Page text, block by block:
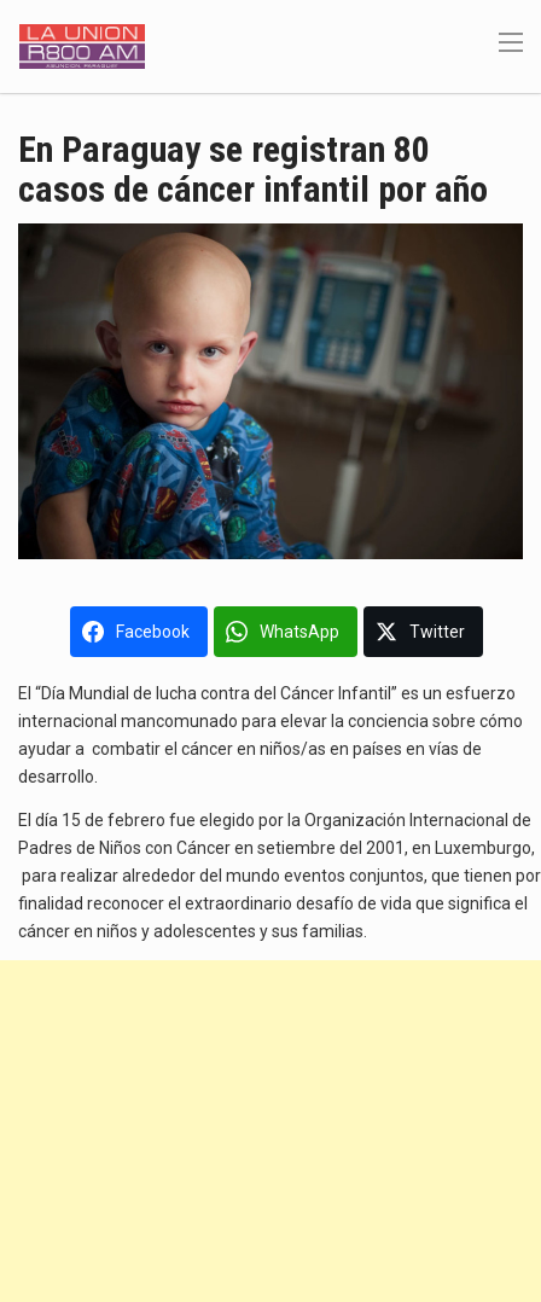
En Paraguay se registran 80
casos de cáncer infantil por año
Facebook WhatsApp Twitter
El “Día Mundial de lucha contra del Cáncer Infantil” es un esfuerzo
internacional mancomunado para elevar la conciencia sobre cómo
ayudar a combatir el cáncer en niños/as en países en vías de
desarrollo.
El día 15 de febrero fue elegido por la Organización Internacional de
Padres de Niños con Cáncer en setiembre del 2001, en Luxemburgo,
para realizar alrededor del mundo eventos conjuntos, que tienen por
finalidad reconocer el extraordinario desafío de vida que significa el
cáncer en niños y adolescentes y sus familias.